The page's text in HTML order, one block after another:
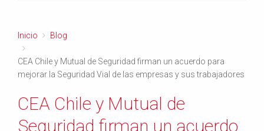
Inicio Blog
CEA Chile y Mutual de Seguridad firman un acuerdo para
mejorar la Seguridad Vial de las empresas y sus trabajadores
CEA Chile y Mutual de
Seguridad firman un acuerdo